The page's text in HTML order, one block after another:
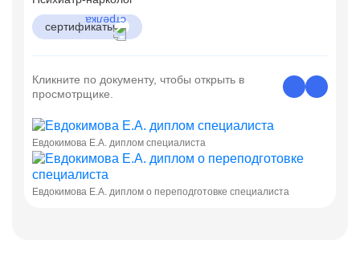
сертификаты
Кликните по документу, чтобы открыть в
просмотрщике.
Евдокимова Е.А. диплом специалиста
Евдокимова Е.А. диплом о переподготовке специалиста